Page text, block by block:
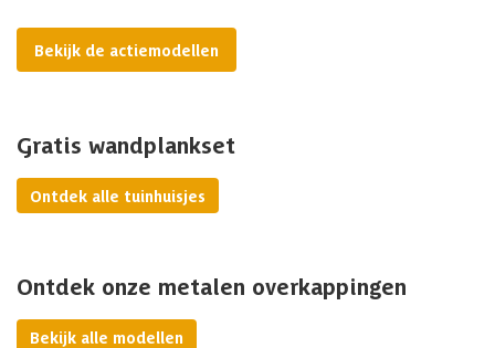
Bekijk de actiemodellen
Gratis wandplankset
Ontdek alle tuinhuisjes
Ontdek onze metalen overkappingen
Bekijk alle modellen